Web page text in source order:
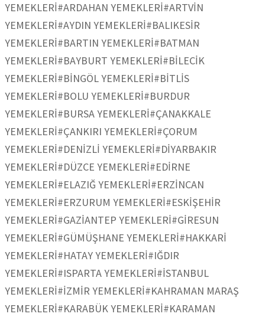
YEMEKLERİ#ARDAHAN YEMEKLERİ#ARTVİN
YEMEKLERİ#AYDIN YEMEKLERİ#BALIKESİR
YEMEKLERİ#BARTIN YEMEKLERİ#BATMAN
YEMEKLERİ#BAYBURT YEMEKLERİ#BİLECİK
YEMEKLERİ#BİNGÖL YEMEKLERİ#BİTLİS
YEMEKLERİ#BOLU YEMEKLERİ#BURDUR
YEMEKLERİ#BURSA YEMEKLERİ#ÇANAKKALE
YEMEKLERİ#ÇANKIRI YEMEKLERİ#ÇORUM
YEMEKLERİ#DENİZLİ YEMEKLERİ#DİYARBAKIR
YEMEKLERİ#DÜZCE YEMEKLERİ#EDİRNE
YEMEKLERİ#ELAZIĞ YEMEKLERİ#ERZİNCAN
YEMEKLERİ#ERZURUM YEMEKLERİ#ESKİŞEHİR
YEMEKLERİ#GAZİANTEP YEMEKLERİ#GİRESUN
YEMEKLERİ#GÜMÜŞHANE YEMEKLERİ#HAKKARİ
YEMEKLERİ#HATAY YEMEKLERİ#IĞDIR
YEMEKLERİ#ISPARTA YEMEKLERİ#İSTANBUL
YEMEKLERİ#İZMİR YEMEKLERİ#KAHRAMAN MARAŞ
YEMEKLERİ#KARABÜK YEMEKLERİ#KARAMAN